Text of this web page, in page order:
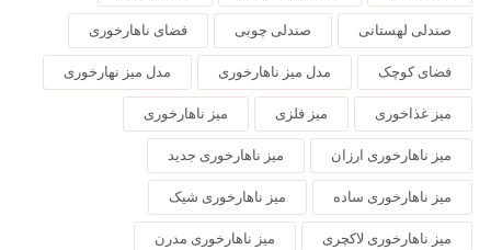
صندلی لهستانی صندلی چوبی فضای ناهارخوری
فضای کوچک مدل میز ناهارخوری مدل میز نهارخوری
میز غذاخوری میز فلزی میز ناهارخوری
میز ناهارخوری ارزان میز ناهارخوری جدید
میز ناهارخوری ساده میز ناهارخوری شیک
میز ناهارخوری لاکچری میز ناهارخوری مدرن